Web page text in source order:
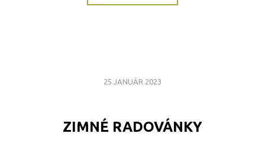
25 JANUÁR 2023
ZIMNÉ RADOVÁNKY